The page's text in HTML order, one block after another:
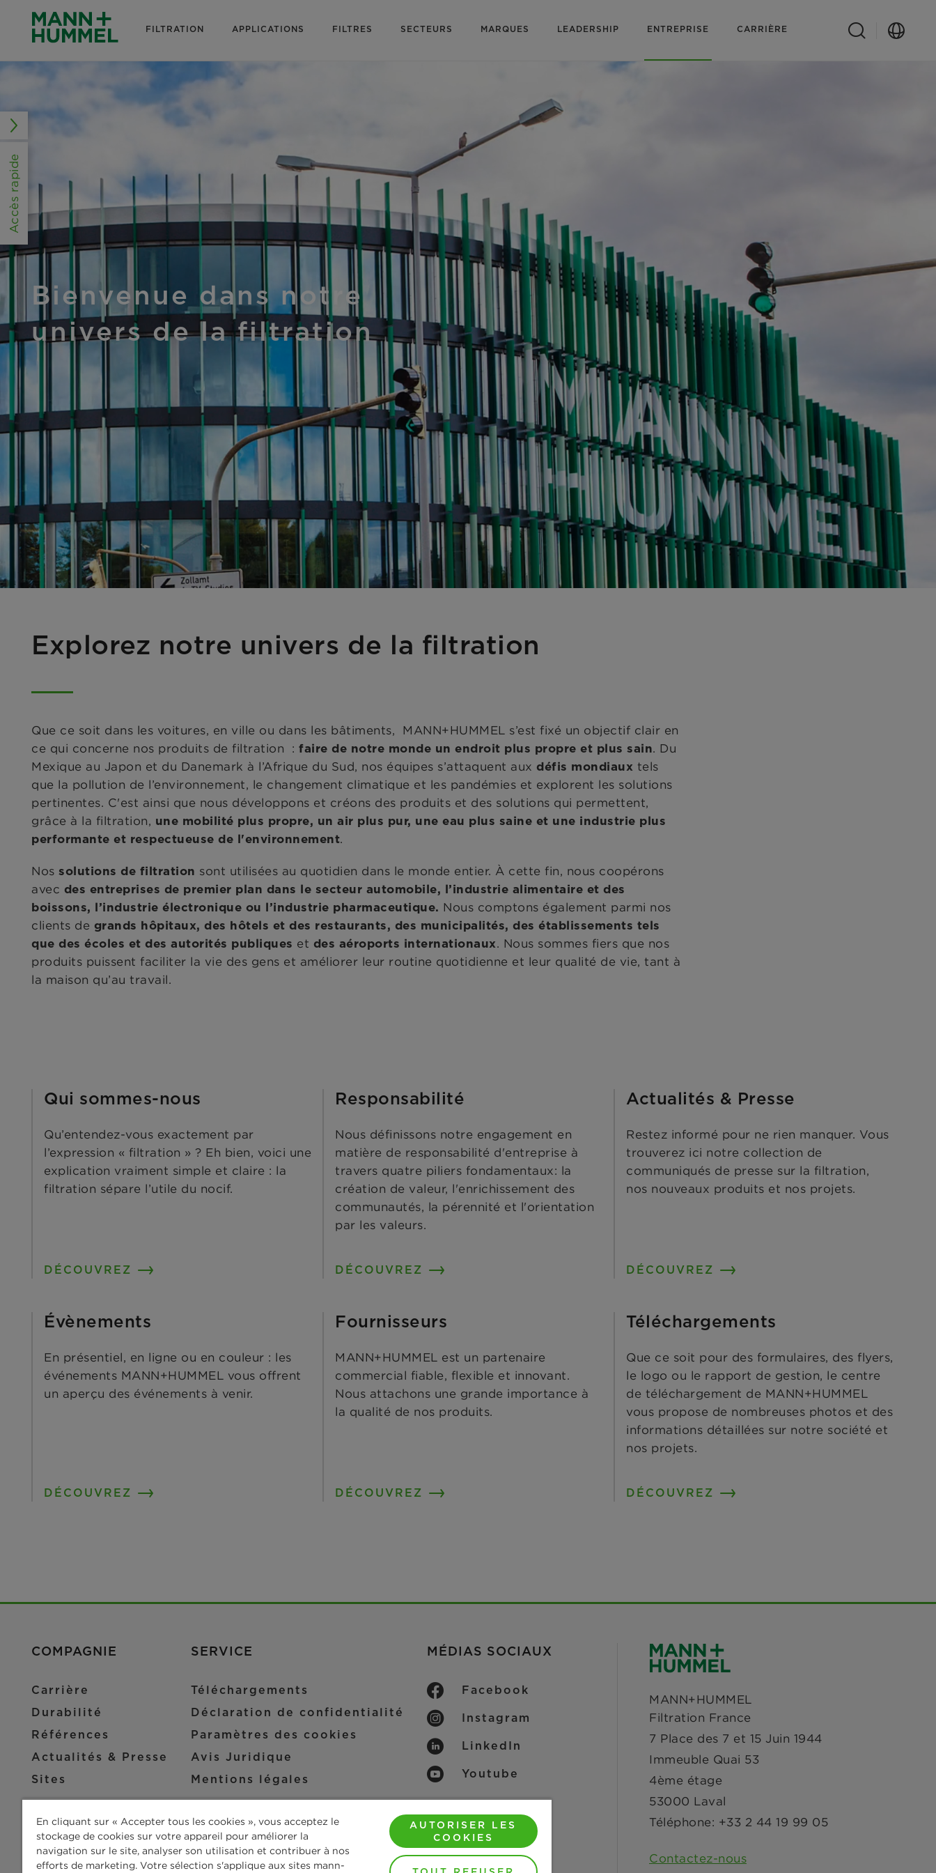
FILTRATION APPLICATIONS FILTRES SECTEURS MARQUES LEADERSHIP ENTREPRISE CARRIÈRE
Bienvenue dans notre
univers de la filtration
Explorez notre univers de la filtration
Que ce soit dans les voitures, en ville ou dans les bâtiments, MANN+HUMMEL s’est fixé un objectif clair en
ce qui concerne nos produits de filtration : faire de notre monde un endroit plus propre et plus sain. Du
Mexique au Japon et du Danemark à l’Afrique du Sud, nos équipes s’attaquent aux défis mondiaux tels
que la pollution de l’environnement, le changement climatique et les pandémies et explorent les solutions
pertinentes. C'est ainsi que nous développons et créons des produits et des solutions qui permettent,
grâce à la filtration, une mobilité plus propre, un air plus pur, une eau plus saine et une industrie plus
performante et respectueuse de l'environnement.
Nos solutions de filtration sont utilisées au quotidien dans le monde entier. À cette fin, nous coopérons
avec des entreprises de premier plan dans le secteur automobile, l’industrie alimentaire et des
boissons, l’industrie électronique ou l’industrie pharmaceutique. Nous comptons également parmi nos
clients de grands hôpitaux, des hôtels et des restaurants, des municipalités, des établissements tels
que des écoles et des autorités publiques et des aéroports internationaux. Nous sommes fiers que nos
produits puissent faciliter la vie des gens et améliorer leur routine quotidienne et leur qualité de vie, tant à
la maison qu’au travail.
Qui sommes-nous
Qu’entendez-vous exactement par
l’expression « filtration » ? Eh bien, voici une
explication vraiment simple et claire : la
filtration sépare l’utile du nocif.
DÉCOUVREZ
Responsabilité
Nous définissons notre engagement en
matière de responsabilité d'entreprise à
travers quatre piliers fondamentaux: la
création de valeur, l'enrichissement des
communautés, la pérennité et l'orientation
par les valeurs.
DÉCOUVREZ
Actualités & Presse
Restez informé pour ne rien manquer. Vous
trouverez ici notre collection de
communiqués de presse sur la filtration,
nos nouveaux produits et nos projets.
DÉCOUVREZ
Évènements
En présentiel, en ligne ou en couleur : les
événements MANN+HUMMEL vous offrent
un aperçu des événements à venir.
DÉCOUVREZ
Fournisseurs
MANN+HUMMEL est un partenaire
commercial fiable, flexible et innovant.
Nous attachons une grande importance à
la qualité de nos produits.
DÉCOUVREZ
Téléchargements
Que ce soit pour des formulaires, des flyers,
le logo ou le rapport de gestion, le centre
de téléchargement de MANN+HUMMEL
vous propose de nombreuses photos et des
informations détaillées sur notre société et
nos projets.
DÉCOUVREZ
Accès rapide
COMPAGNIE
Carrière
Durabilité
Références
Actualités & Presse
Sites
SERVICE
Téléchargements
Déclaration de confidentialité
Paramètres des cookies
Avis Juridique
Mentions légales
MÉDIAS SOCIAUX
Facebook
Instagram
LinkedIn
Youtube
MANN+HUMMEL
Filtration France
7 Place des 7 et 15 Juin 1944
Immeuble Quai 53
4ème étage
53000 Laval
Téléphone: +33 2 44 19 99 05
Contactez-nous
En cliquant sur « Accepter tous les cookies », vous acceptez le
stockage de cookies sur votre appareil pour améliorer la
navigation sur le site, analyser son utilisation et contribuer à nos
efforts de marketing. Votre sélection s'applique aux sites mann-
AUTORISER LES
COOKIES